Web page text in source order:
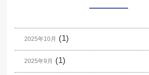
2025年10月 (1)
2025年9月 (1)